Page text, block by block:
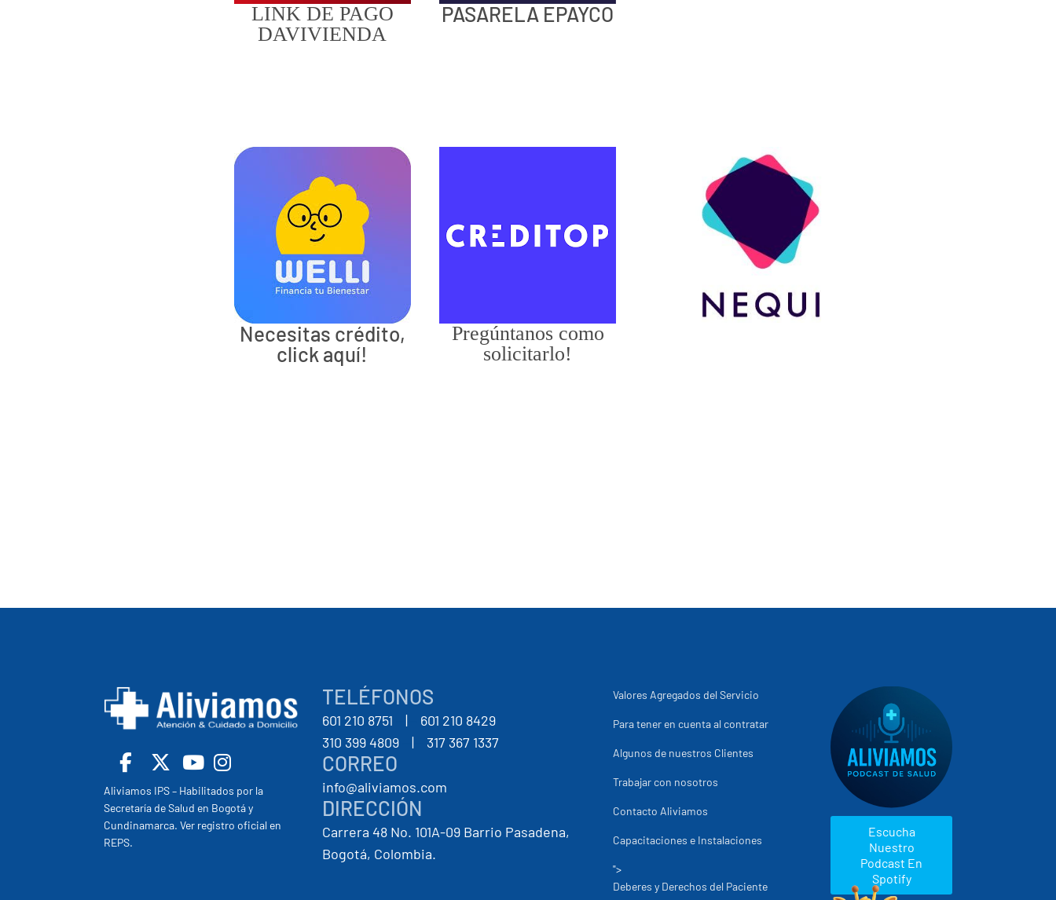
LINK DE PAGO
DAVIVIENDA
PASARELA EPAYCO
Necesitas crédito,
click aquí!
Pregúntanos como
solicitarlo!
Facebook
X Youtube
Insta
Aliviamos IPS – Habilitados por la
Secretaría de Salud en Bogotá y
Cundinamarca. Ver registro oficial en
REPS.
TELÉFONOS
601 210 8751 |--
601 210 8429
310 399 4809
|-- 317 367 1337
CORREO
info@aliviamos.com
DIRECCIÓN
Carrera 48 No. 101A-09 Barrio Pasadena,
Bogotá, Colombia.
Valores Agregados del Servicio
Para tener en cuenta al contratar
Algunos de nuestros Clientes
Trabajar con nosotros
Contacto Aliviamos
Capacitaciones e Instalaciones
">
Deberes y Derechos del Paciente
Escucha
Nuestro
Podcast En
Spotify